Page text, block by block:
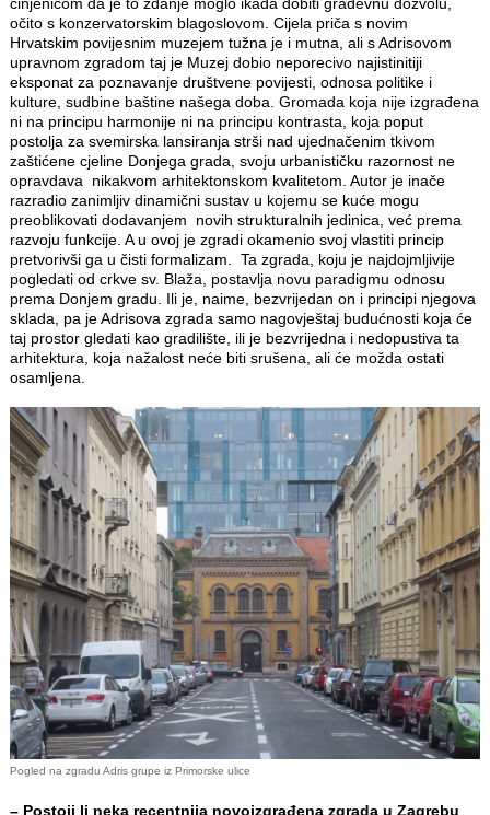
očito s konzervatorskim blagoslovom. Cijela priča s novim
Hrvatskim povijesnim muzejem tužna je i mutna, ali s Adrisovom
upravnom zgradom taj je Muzej dobio neporecivo najistinitiji
eksponat za poznavanje društvene povijesti, odnosa politike i
kulture, sudbine baštine našega doba. Gromada koja nije izgrađena
ni na principu harmonije ni na principu kontrasta, koja poput
postolja za svemirska lansiranja strši nad ujednačenim tkivom
zaštićene cjeline Donjega grada, svoju urbanističku razornost ne
opravdava nikakvom arhitektonskom kvalitetom. Autor je inače
razradio zanimljiv dinamični sustav u kojemu se kuće mogu
preoblikovati dodavanjem novih strukturalnih jedinica, već prema
razvoju funkcije. A u ovoj je zgradi okamenio svoj vlastiti princip
pretvorivši ga u čisti formalizam. Ta zgrada, koju je najdojmljivije
pogledati od crkve sv. Blaža, postavlja novu paradigmu odnosu
prema Donjem gradu. Ili je, naime, bezvrijedan on i principi njegova
sklada, pa je Adrisova zgrada samo nagovještaj budućnosti koja će
taj prostor gledati kao gradilište, ili je bezvrijedna i nedopustiva ta
arhitektura, koja nažalost neće biti srušena, ali će možda ostati
osamljena.
Pogled na zgradu Adris grupe iz Primorske ulice
– Postoji li neka recentnija novoizgrađena zgrada u Zagrebu